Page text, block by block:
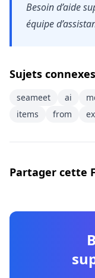
Besoin d’aide
équipe
Sujets connexes
seameet ai
items
from
Partager cette